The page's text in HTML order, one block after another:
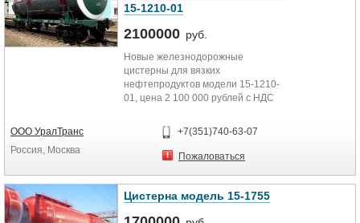
15-1210-01
2100000 руб.
Новые железнодорожные
цистерны для вязких
нефтепродуктов модели 15-1210-
01, цена 2 100 000 рублей с НДС
ООО УралТранс
Россия, Москва
+7(351)740-63-07
Пожаловаться
Цистерна модель 15-1755